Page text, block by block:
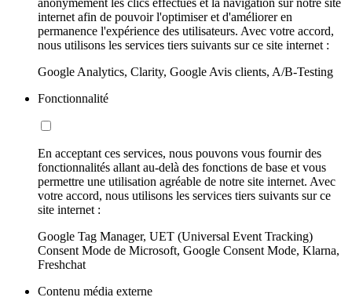
internet afin de pouvoir l'optimiser et d'améliorer en
permanence l'expérience des utilisateurs. Avec votre accord,
nous utilisons les services tiers suivants sur ce site internet :
Google Analytics, Clarity, Google Avis clients, A/B-Testing
Fonctionnalité
En acceptant ces services, nous pouvons vous fournir des
fonctionnalités allant au-delà des fonctions de base et vous
permettre une utilisation agréable de notre site internet. Avec
votre accord, nous utilisons les services tiers suivants sur ce
site internet :
Google Tag Manager, UET (Universal Event Tracking)
Consent Mode de Microsoft, Google Consent Mode, Klarna,
Freshchat
Contenu média externe